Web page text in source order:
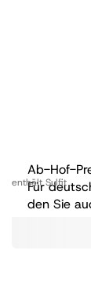
Ab-Hof-
Für
den Sie
enthält Sulfit